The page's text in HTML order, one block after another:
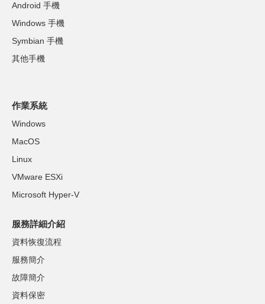
Android 手機
Windows 手機
Symbian 手機
其他手機
作業系統
Windows
MacOS
Linux
VMware ESXi
Microsoft Hyper-V
服務詳細介紹
資料恢復流程
服務簡介
故障簡介
資料保密